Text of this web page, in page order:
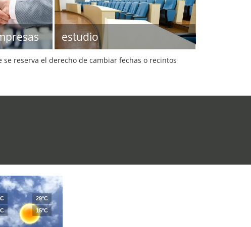
estudio
reserva el derecho de cambiar fechas o recintos
29°C
15°C